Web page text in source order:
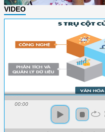
VIDEO
00:00